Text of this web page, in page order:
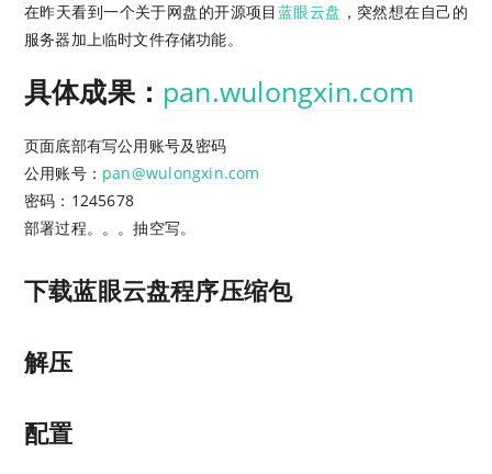
在昨天看到一个关于网盘的开源项目蓝眼云盘 ，突然想在自己的
服务器加上临时文件存储功能。
具体成果： pan.wulongxin.com
页面底部有写公用账号及密码
公用账号： pan@wulongxin.com
密码：1245678
部署过程。。。抽空写。
下载蓝眼云盘程序压缩包
解压
配置